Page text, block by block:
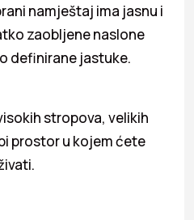
namještaj ima jasnu i
zaobljene naslone
definirane jastuke.
stropova, velikih
prostor u kojem ćete